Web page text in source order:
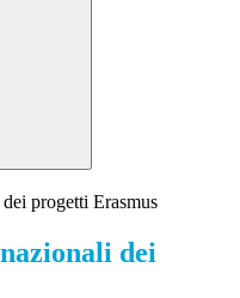
progetti Erasmus
dei